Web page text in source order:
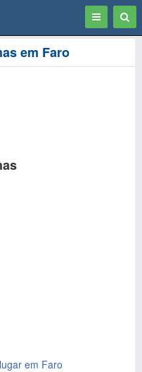
Toggle
navigation
em Faro
em Faro